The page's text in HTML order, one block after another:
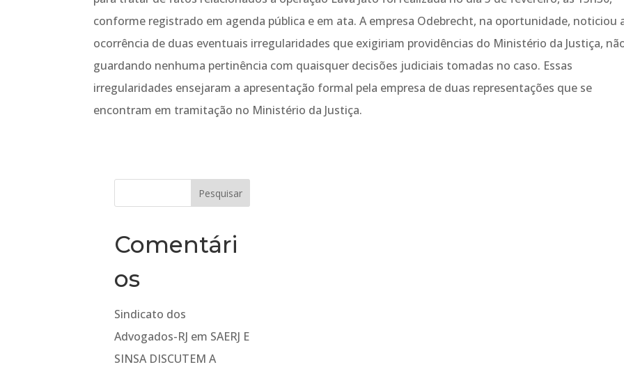
conforme registrado em agenda pública e em ata. A empresa Odebrecht, na oportunidade, noticiou
ocorrência de duas eventuais irregularidades que exigiriam providências do Ministério da Justiça,
guardando nenhuma pertinência com quaisquer decisões judiciais tomadas no caso. Essas
irregularidades ensejaram a apresentação formal pela empresa de duas representações que se
encontram em tramitação no Ministério da Justiça.
Comentári
os
Sindicato dos
Advogados-RJ em SAERJ E
SINSA DISCUTEM A